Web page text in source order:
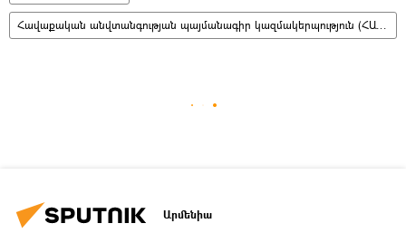
Հավաքական անվտանգության պայմանագիր կազմակերպություն (ՀԱՊԿ)
Արմենիա